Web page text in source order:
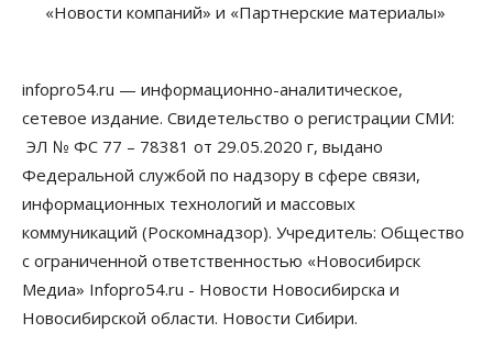
07 Августа 2026, 10:00
выстраивают системы защиты от атак БПЛА
07 Августа 2026, 09:00
По «Сибэлектротерму» выдали исполнительные
листы на полмиллиарда рублей
07 Августа 2026, 08:00
Бизнес Власть Медицина Общество
Искусственный интеллект предлагают
привлекать к разработке новых лекарств в
России
«Новости компаний» и «Партнерские материалы»
infopro54.ru — информационно-аналитическое,
сетевое издание. Свидетельство о регистрации СМИ:
ЭЛ № ФС 77 – 78381 от 29.05.2020 г, выдано
Федеральной службой по надзору в сфере связи,
информационных технологий и массовых
коммуникаций (Роскомнадзор). Учредитель: Общество
с ограниченной ответственностью «Новосибирск
Медиа» Infopro54.ru - Новости Новосибирска и
Новосибирской области. Новости Сибири.